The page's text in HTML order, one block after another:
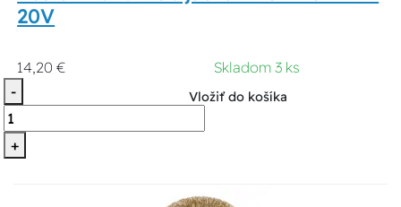
20V
14,20 €
Skladom 3 ks
-
+
Vložiť do košíka